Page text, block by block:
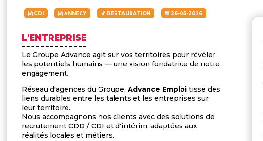
CDI ANNECY RESTAURATION 26-05-2026
L'ENTREPRISE
Le Groupe Advance agit sur vos territoires pour révéler
les potentiels humains — une vision fondatrice de notre
engagement.
Réseau d'agences du Groupe, Advance Emploi tisse des
liens durables entre les talents et les entreprises sur
leur territoire.
Nous accompagnons nos clients avec des solutions de
recrutement CDD / CDI et d'intérim, adaptées aux
réalités locales et métiers.